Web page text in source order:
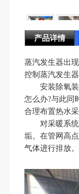
产品详情
蒸汽发生器出
控制蒸汽发生器
安装除氧装置
怎么办?与此同时
合理布置热水采
对采暖系统管
垢。在管网
气体进行排放。